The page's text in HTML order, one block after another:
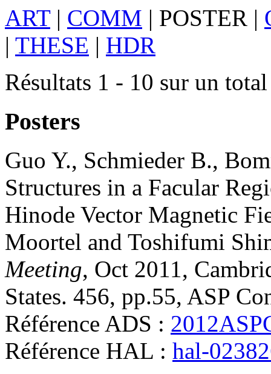
ART| COMM | POSTER |
| THESE | HDR
Résultats 1 - 10 sur un
Posters
Guo Y., Schmieder B.,
Structures in a Facular
Hinode Vector Magnetic
Moortel and Toshifumi
Meeting, Oct 2011,
States. 456, pp.55, ASP
Référence ADS :
Référence HAL : hal-